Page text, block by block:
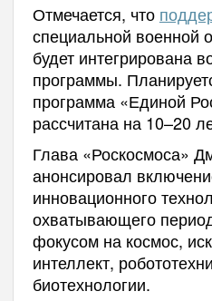
Отмечается, что
специальной военной
будет интегрирована
программы.
программа «Единой
рассчитана на 10–20
Глава «Роскосмоса»
анонсировал
инновационного
охватывающего
фокусом на космос,
интеллект,
биотехнологии.